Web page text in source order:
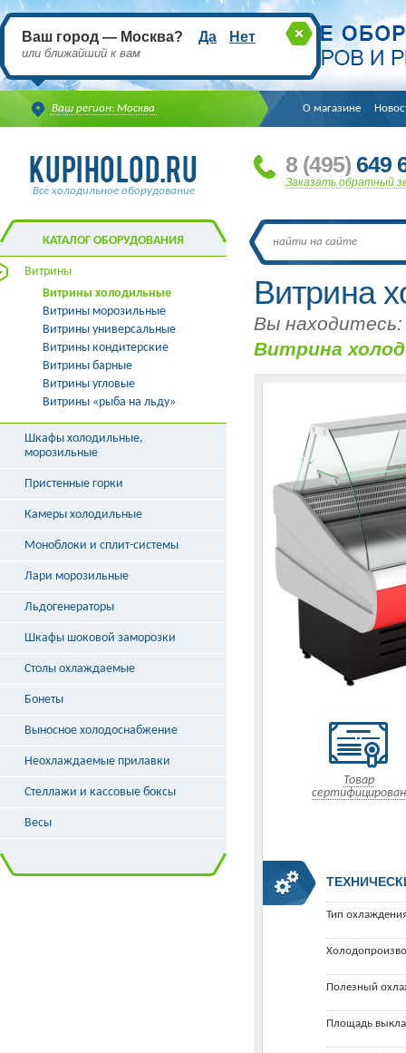
Ваш регион: Москва
Ваш город — Москва? Да Нет
или ближайший к вам
О магазине
Всё холодильное оборудование
8 (495) 649
Заказать обратный
Витрина
Вы находитесь:
Витрина
Товар
сертифицирован
Тип
Полезный
Площадь
КАТАЛОГ ОБОРУДОВАНИЯ
Витрины
Витрины холодильные
Витрины морозильные
Витрины универсальные
Витрины кондитерские
Витрины барные
Витрины угловые
Витрины «рыба на льду»
Шкафы холодильные,
морозильные
Пристенные горки
Камеры холодильные
Моноблоки и сплит-системы
Лари морозильные
Льдогенераторы
Шкафы шоковой заморозки
Столы охлаждаемые
Бонеты
Выносное холодоснабжение
Неохлаждаемые прилавки
Стеллажи и кассовые боксы
Весы